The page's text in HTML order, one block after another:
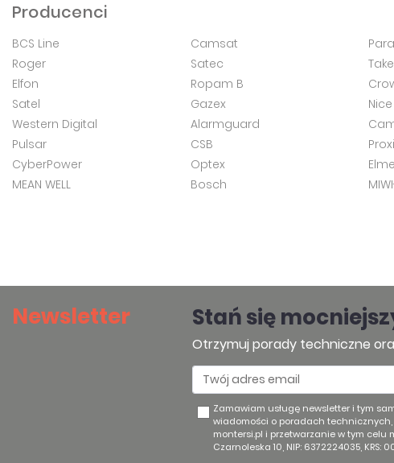
Producenci
BCS Line
Roger
Elfon
Satel
Western Digital
Pulsar
CyberPower
MEAN WELL
Camsat
Satec
Ropam B
Gazex
Alarmguard
CSB
Optex
Bosch
Nice
Newsletter Stań się
Otrzymuj porady techniczne
Zamawiam usługę newsletter i tym
wiadomości o poradach
montersi.pl i przetwarzanie w tym celu
Czarnoleska 10, NIP: 6372224035, KRS: